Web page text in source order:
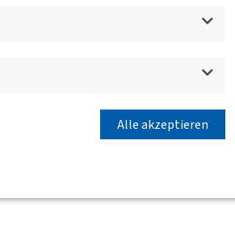
Alle akzeptieren